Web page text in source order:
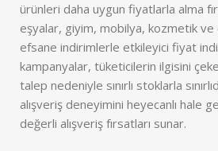
ürünleri daha uygun fiyatlarla alma
eşyalar, giyim, mobilya, kozmetik
efsane indirimlerle etkileyici fiyat
kampanyalar, tüketicilerin ilgisini
talep nedeniyle sınırlı stoklarla
alışveriş deneyimini heyecanlı hale
değerli alışveriş fırsatları sunar.